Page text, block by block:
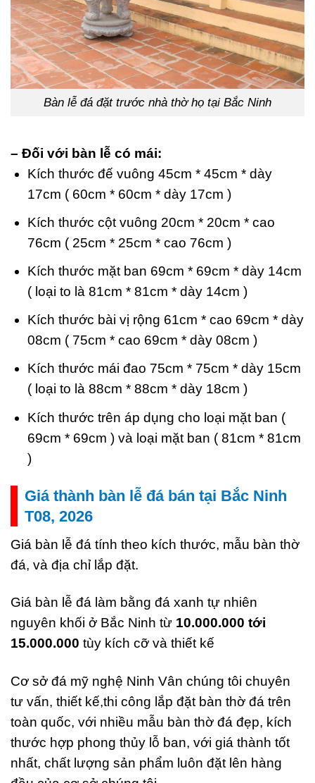
Bàn lễ đá đặt trước nhà thờ họ tại Bắc Ninh
– Đối với bàn lễ có mái:
Kích thước đế vuông 45cm * 45cm * dày
17cm ( 60cm * 60cm * dày 17cm )
Kích thước cột vuông 20cm * 20cm * cao
76cm ( 25cm * 25cm * cao 76cm )
Kích thước mặt ban 69cm * 69cm * dày 14cm
( loại to là 81cm * 81cm * dày 14cm )
Kích thước bài vị rộng 61cm * cao 69cm * dày
08cm ( 75cm * cao 69cm * dày 08cm )
Kích thước mái đao 75cm * 75cm * dày 15cm
( loại to là 88cm * 88cm * dày 18cm )
Kích thước trên áp dụng cho loại mặt ban (
69cm * 69cm ) và loại mặt ban ( 81cm * 81cm
)
Giá thành bàn lễ đá bán tại Bắc Ninh
T08, 2026
Giá bàn lễ đá tính theo kích thước, mẫu bàn thờ
đá, và địa chỉ lắp đặt.
Giá bàn lễ đá làm bằng đá xanh tự nhiên
nguyên khối ở Bắc Ninh từ 10.000.000 tới
15.000.000 tùy kích cỡ và thiết kế
Cơ sở đá mỹ nghệ Ninh Vân chúng tôi chuyên
tư vấn, thiết kế,thi công lắp đặt bàn thờ đá trên
toàn quốc, với nhiều mẫu bàn thờ đá đẹp, kích
thước hợp phong thủy lỗ ban, với giá thành tốt
nhất, chất lượng sản phẩm luôn đặt lên hàng